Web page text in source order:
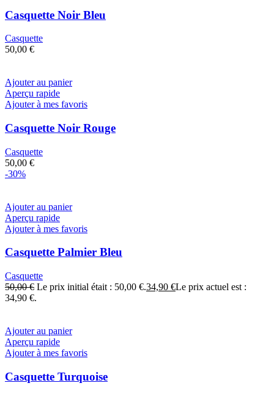
Casquette Noir Bleu
Casquette
50,00 €
Ajouter au panier
Aperçu rapide
Ajouter à mes favoris
Casquette Noir Rouge
Casquette
50,00 €
-30%
Ajouter au panier
Aperçu rapide
Ajouter à mes favoris
Casquette Palmier Bleu
Casquette
50,00€ Le prix initial était : 50,00 €.34,90 €Le prix actuel est :
34,90 €.
Ajouter au panier
Aperçu rapide
Ajouter à mes favoris
Casquette Turquoise